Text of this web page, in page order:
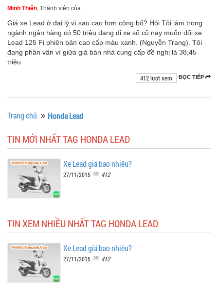
Minh Thiện , Thành viên của
Giá xe Lead ở đại lý vì sao cao hơn công bố? Hỏi Tôi làm trong
ngành ngân hàng có 50 triệu đang đi xe số cũ nay muốn đổi xe
Lead 125 Fi phiên bản cao cấp màu xanh. (Nguyễn Trang). Tôi
đang phân vân vì giữa giá bán nhà cung cấp đề nghị là 38,45
triệu
ĐỌC TIẾP
412 lượt xem
Trang chủ Honda Lead
TIN MỚI NHẤT TAG HONDA LEAD
Xe Lead giá bao nhiêu?
27/11/2015 412
TIN XEM NHIỀU NHẤT TAG HONDA LEAD
Xe Lead giá bao nhiêu?
27/11/2015 412